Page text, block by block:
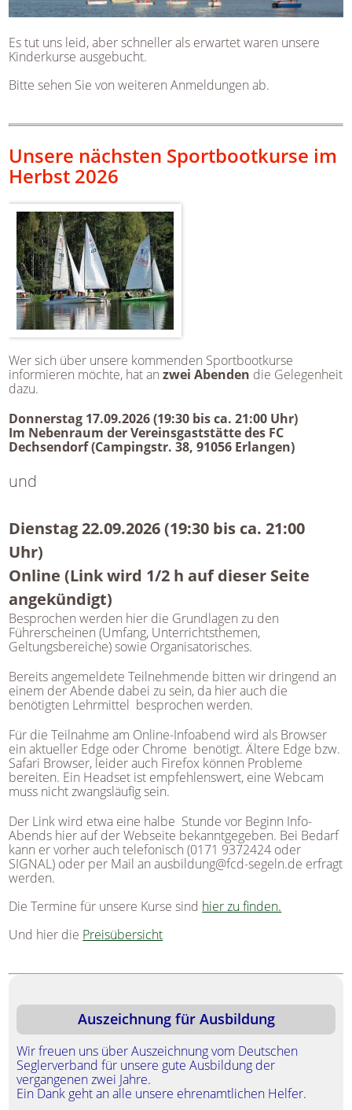
Es tut uns leid, aber schneller als erwartet waren unsere
Kinderkurse ausgebucht.
Bitte sehen Sie von weiteren Anmeldungen ab.
Unsere nächsten Sportbootkurse im
Herbst 2026
Wer sich über unsere kommenden Sportbootkurse
informieren möchte, hat anzwei Abenden die Gelegenheit
dazu.
Donnerstag 17.09.2026 (19:30 bis ca. 21:00 Uhr)
Im Nebenraum der Vereinsgaststätte des FC
Dechsendorf (Campingstr. 38, 91056 Erlangen)
und
Dienstag 22.09.2026 (19:30 bis ca. 21:00
Uhr)
Online (Link wird 1/2 h auf dieser Seite
angekündigt)
Besprochen werden hier die Grundlagen zu den
Führerscheinen (Umfang, Unterrichtsthemen,
Geltungsbereiche) sowie Organisatorisches.
Bereits angemeldete Teilnehmende bitten wir dringend an
einem der Abende dabei zu sein, da hier auch die
benötigten Lehrmittel besprochen werden.
Für die Teilnahme am Online-Infoabend wird als Browser
ein aktueller Edge oder Chrome benötigt. Ältere Edge bzw.
Safari Browser, leider auch Firefox können Probleme
bereiten. Ein Headset ist empfehlenswert, eine Webcam
muss nicht zwangsläufig sein.
Der Link wird etwa eine halbe Stunde vor Beginn Info-
Abends hier auf der Webseite bekanntgegeben. Bei Bedarf
kann er vorher auch telefonisch (0171 9372424 oder
SIGNAL) oder per Mail an ausbildung@fcd-segeln.de erfragt
werden.
Die Termine für unsere Kurse sind hier zu finden.
Und hier die Preisübersicht
Auszeichnung für Ausbildung
Wir freuen uns über Auszeichnung vom Deutschen
Seglerverband für unsere gute Ausbildung der
vergangenen zwei Jahre.
Ein Dank geht an alle unsere ehrenamtlichen Helfer.